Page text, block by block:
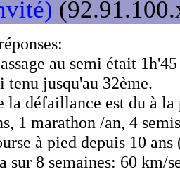
au semi était
tenu jusqu'au 32ème.
la défaillance est du à la
1 marathon /an, 4
à pied depuis 10
sur 8 semaines: 60 km/